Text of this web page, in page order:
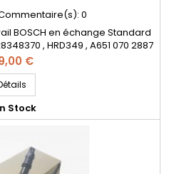
0
BOSCH en échange Standard
, HRD349 , A651 070 2887
, A6510702887 - Pour
Benz 2.2 CDI
€
Stock